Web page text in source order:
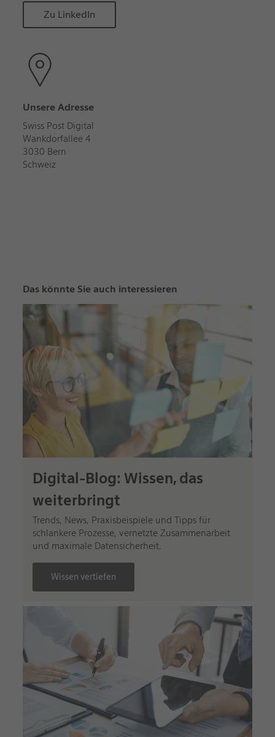
Zu LinkedIn
Unsere Adresse
Swiss Post Digital
Wankdorfallee 4
3030 Bern
Schweiz
Das könnte Sie auch interessieren
Digital-Blog: Wissen, das
weiterbringt
Trends, News, Praxisbeispiele und Tipps für
schlankere Prozesse, vernetzte Zusammenarbeit
und maximale Datensicherheit.
Wissen vertiefen